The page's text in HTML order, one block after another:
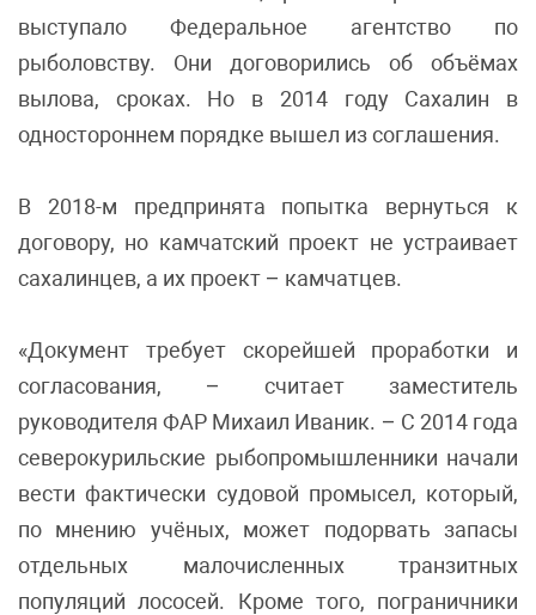
выступало Федеральное агентство по
рыболовству. Они договорились об объёмах
вылова, сроках. Но в 2014 году Сахалин в
одностороннем порядке вышел из соглашения.
В 2018-м предпринята попытка вернуться к
договору, но камчатский проект не устраивает
сахалинцев, а их проект – камчатцев.
«Документ требует скорейшей проработки и
согласования, – считает заместитель
руководителя ФАР Михаил Иваник. – С 2014 года
северокурильские рыбопромышленники начали
вести фактически судовой промысел, который,
по мнению учёных, может подорвать запасы
отдельных малочисленных транзитных
популяций лососей. Кроме того, пограничники